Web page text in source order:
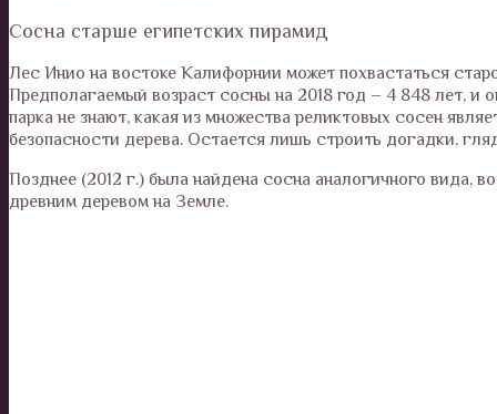
Сосна старше египетских пирамид
Лес Инио на востоке Калифорнии может похвастаться
Предполагаемый возраст сосны на 2018 год – 4 848 лет, и
парка не знают, какая из множества реликтовых сосен
безопасности дерева. Остается лишь строить догадки,
Позднее (2012 г.) была найдена сосна аналогичного вида,
древним деревом на Земле.